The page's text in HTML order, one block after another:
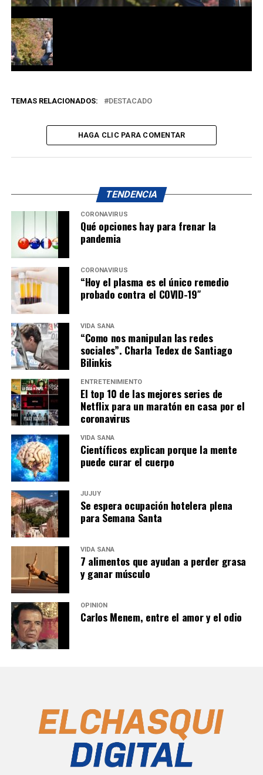
TEMAS RELACIONADOS: DESTACADO
HAGA CLIC PARA COMENTAR
TENDENCIA
CORONAVIRUS
Qué opciones hay para frenar la
pandemia
CORONAVIRUS
“Hoy el plasma es el único remedio
probado contra el COVID-19″
VIDA SANA
“Como nos manipulan las redes
sociales”. Charla Tedex de Santiago
Bilinkis
ENTRETENIMIENTO
El top 10 de las mejores series de
Netflix para un maratón en casa por el
coronavirus
VIDA SANA
Científicos explican porque la mente
puede curar el cuerpo
JUJUY
Se espera ocupación hotelera plena
para Semana Santa
VIDA SANA
7 alimentos que ayudan a perder grasa
y ganar músculo
OPINIÓN
Carlos Menem, entre el amor y el odio